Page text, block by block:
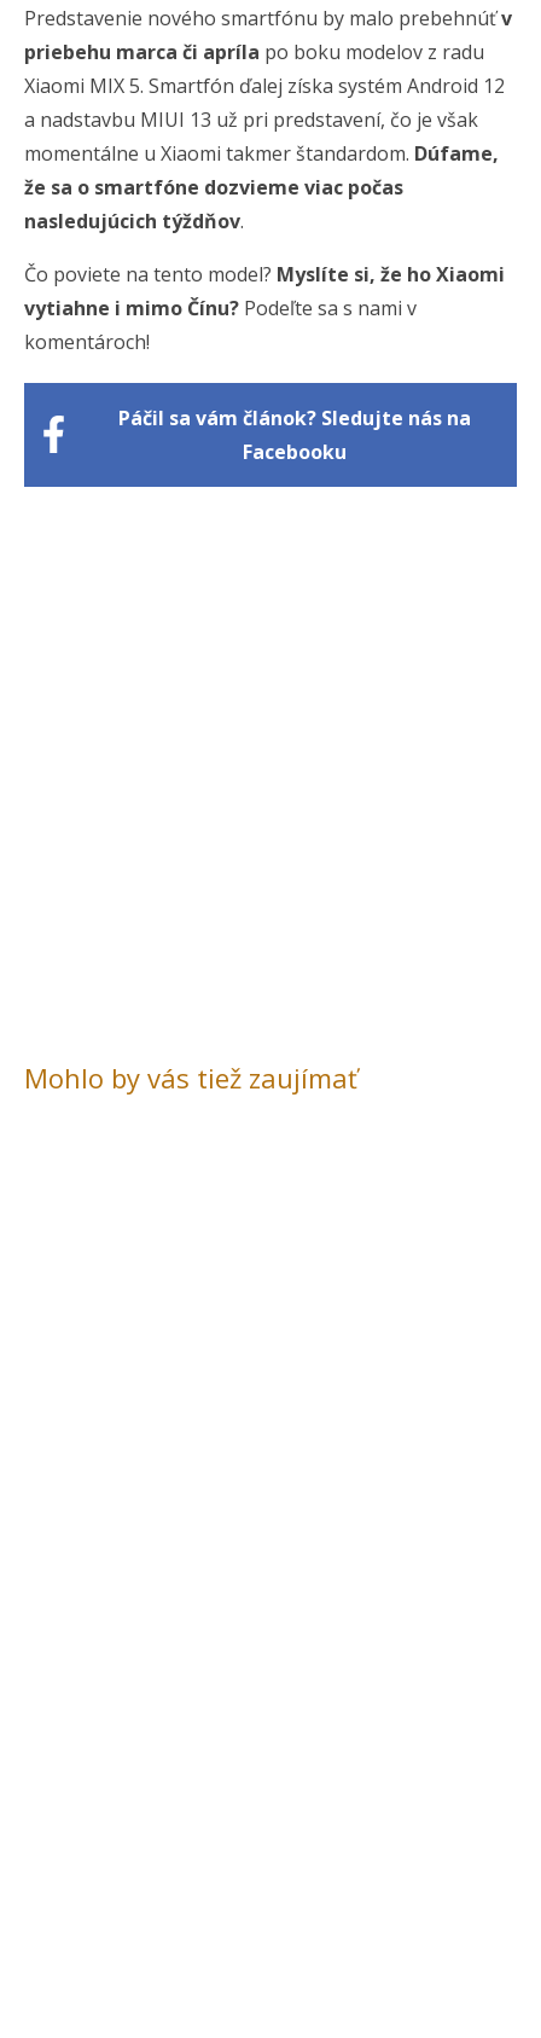
Predstavenie nového smartfónu by malo prebehnúťv
priebehu marca či apríla po boku modelov z radu
Xiaomi MIX 5. Smartfón ďalej získa systém Android 12
a nadstavbu MIUI 13 už pri predstavení, čo je však
momentálne u Xiaomi takmer štandardom. Dúfame,
že sa o smartfóne dozvieme viac počas
nasledujúcich týždňov.
Čo poviete na tento model? Myslíte si, že ho Xiaomi
vytiahne i mimo Čínu? Podeľte sa s nami v
komentároch!
Páčil sa vám článok? Sledujte nás na
Facebooku
Mohlo by vás tiež zaujímať